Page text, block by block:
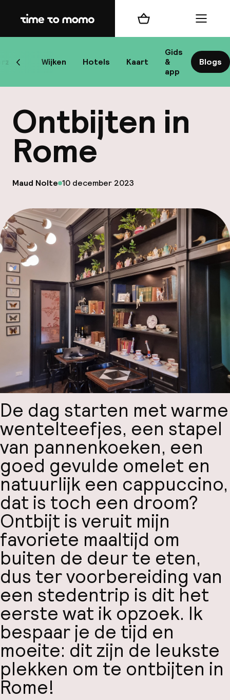
Home
Wijken Hotels Kaart
Gids
&
app
Blogs
Scroll naar links
Winkelmand Menu
Ontbijten in
Rome
Gepubliceerd door
Maud Nolte op
10 december 2023
De dag starten met warme
wentelteefjes, een stapel
van pannenkoeken, een
goed gevulde omelet en
natuurlijk een cappuccino,
dat is toch een droom?
Ontbijt is veruit mijn
favoriete maaltijd om
buiten de deur te eten,
dus ter voorbereiding van
een stedentrip is dit het
eerste wat ik opzoek. Ik
bespaar je de tijd en
moeite: dit zijn de leukste
plekken om te ontbijten in
Rome!